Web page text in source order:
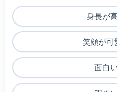
身長が
笑顔が可
面白